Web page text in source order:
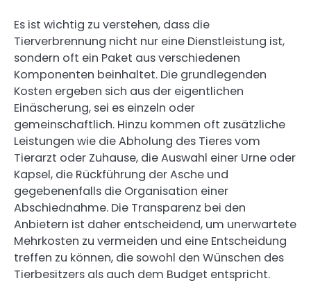
Es ist wichtig zu verstehen, dass die
Tierverbrennung nicht nur eine Dienstleistung ist,
sondern oft ein Paket aus verschiedenen
Komponenten beinhaltet. Die grundlegenden
Kosten ergeben sich aus der eigentlichen
Einäscherung, sei es einzeln oder
gemeinschaftlich. Hinzu kommen oft zusätzliche
Leistungen wie die Abholung des Tieres vom
Tierarzt oder Zuhause, die Auswahl einer Urne oder
Kapsel, die Rückführung der Asche und
gegebenenfalls die Organisation einer
Abschiednahme. Die Transparenz bei den
Anbietern ist daher entscheidend, um unerwartete
Mehrkosten zu vermeiden und eine Entscheidung
treffen zu können, die sowohl den Wünschen des
Tierbesitzers als auch dem Budget entspricht.